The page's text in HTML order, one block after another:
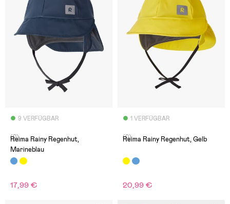
9 VERFÜGBAR
(0)
Reima Rainy Regenhut,
Marineblau
17,99 €
1 VERFÜGBAR
(0)
Reima Rainy Regenhut, Gelb
20,99 €